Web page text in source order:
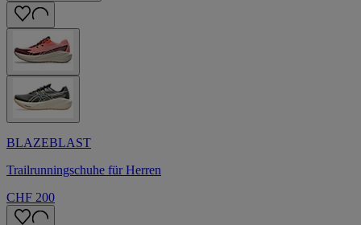
BLAZEBLAST
Trailrunningschuhe für Herren
CHF 200